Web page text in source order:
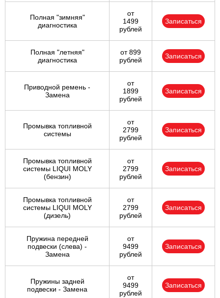
Полная "зимняя"
диагностика
от
1499
рублей
Записаться
Полная "летняя"
диагностика
от 899
рублей
Записаться
Приводной ремень -
Замена
от
1899
рублей
Записаться
Промывка топливной
системы
от
2799
рублей
Записаться
Промывка топливной
системы LIQUI MOLY
(бензин)
от
2799
рублей
Записаться
Промывка топливной
системы LIQUI MOLY
(дизель)
от
2799
рублей
Записаться
Пружина передней
подвески (слева) -
Замена
от
9499
рублей
Записаться
Пружины задней
подвески - Замена
от
9499
рублей
Записаться